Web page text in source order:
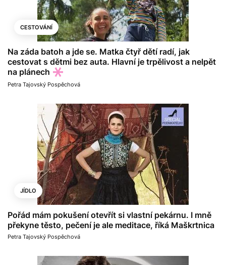
CESTOVÁNÍ
Na záda batoh a jde se. Matka čtyř dětí radí, jak
cestovat s dětmi bez auta. Hlavní je trpělivost a nelpět
na plánech
Petra Tajovský Pospěchová
JÍDLO
Pořád mám pokušení otevřít si vlastní pekárnu. I mně
překyne těsto, pečení je ale meditace, říká Maškrtnica
Petra Tajovský Pospěchová